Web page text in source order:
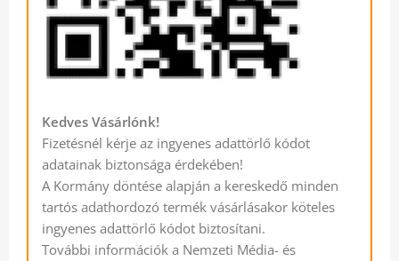
Kedves Vásárlónk!
Fizetésnél kérje az ingyenes adattörlő kódot
adatainak biztonsága érdekében!
A Kormány döntése alapján a kereskedő minden
tartós adathordozó termék vásárlásakor köteles
ingyenes adattörlő kódot biztosítani.
További információk a Nemzeti Média- és